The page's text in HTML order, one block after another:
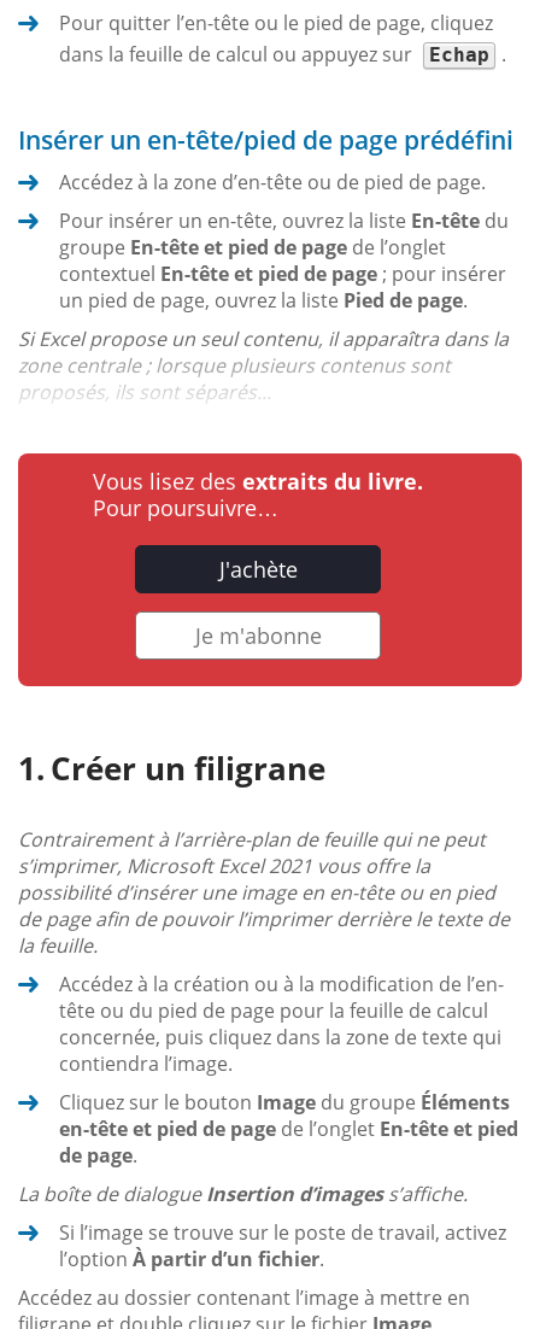
Pour quitter l’en-tête ou le pied de page, cliquez
dans la feuille de calcul ou appuyez sur
Echap .
Insérer un en-tête/pied de page prédéfini
Accédez à la zone d’en-tête ou de pied de page.
Pour insérer un en-tête, ouvrez la liste En-tête du
groupe En-tête et pied de page de l’onglet
contextuel En-tête et pied de page ; pour insérer
un pied de page, ouvrez la liste Pied de page.
Si Excel propose un seul contenu, il apparaîtra dans la
zone centrale ; lorsque plusieurs contenus sont
proposés, ils sont séparés...
Vous lisez des extraits du livre.
Pour poursuivre…
J'achète
Je m'abonne
Créer un filigrane
Contrairement à l’arrière-plan de feuille qui ne peut
s’imprimer, Microsoft Excel 2021 vous offre la
possibilité d’insérer une image en en-tête ou en pied
de page afin de pouvoir l’imprimer derrière le texte de
la feuille.
Accédez à la création ou à la modification de l’en-
tête ou du pied de page pour la feuille de calcul
concernée, puis cliquez dans la zone de texte qui
contiendra l’image.
Cliquez sur le bouton Image du groupe Éléments
en-tête et pied de page de l’onglet En-tête et pied
de page.
La boîte de dialogueInsertion d’imagess’affiche.
Si l’image se trouve sur le poste de travail, activez
l’option À partir d’un fichier.
Accédez au dossier contenant l’image à mettre en